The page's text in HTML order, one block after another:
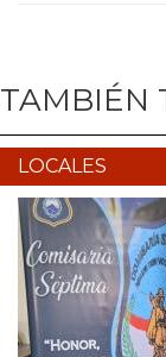
TAMBIÉN
LOCALES